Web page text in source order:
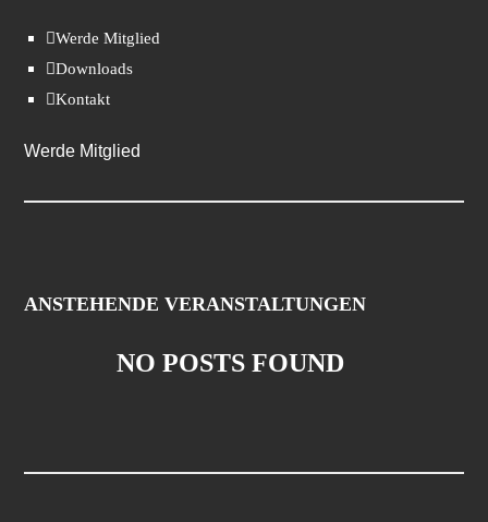
Werde Mitglied
Downloads
Kontakt
Werde Mitglied
ANSTEHENDE VERANSTALTUNGEN
NO POSTS FOUND